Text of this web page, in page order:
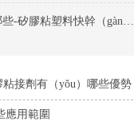
快幹膠粘合矽（guī）膠和塑料的優缺點有哪些-矽膠粘塑料快幹（gàn）膠
接劑有（yǒu）哪些優勢
應用範圍